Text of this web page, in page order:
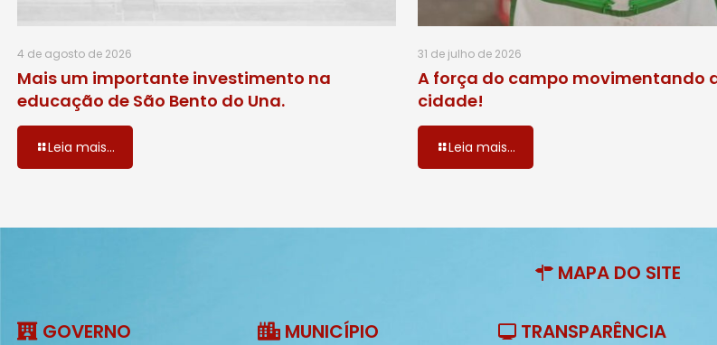
4 de agosto de 2026
Mais um importante investimento na
educação de São Bento do Una.
Leia mais...
31 de julho de 2026
A força do campo movimentando
cidade!
Leia mais...
MAPA DO SITE
GOVERNO MUNICÍPIO TRANSPARÊNCIA